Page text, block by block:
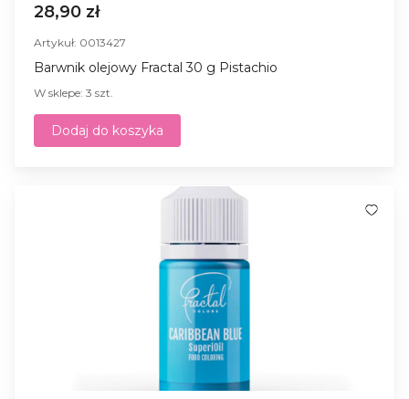
28,90 zł
Artykuł: 0013427
Barwnik olejowy Fractal 30 g Pistachio
W sklepe: 3 szt.
Dodaj do koszyka